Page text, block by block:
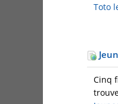
Toto
Cinq